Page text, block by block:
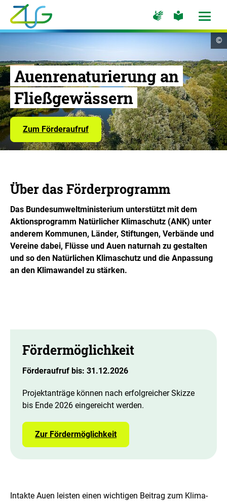
Zum
Hauptinhalt
springen
Logo
Umwelt
Gesellschaft
-
Zur
Startseite
Zur
Seite
Gebärdensprache
Zur
Seite
leichte
Menü
Auenrenaturierung an
Fließgewässern
Zum Förderaufruf
©
Über das Förderprogramm
Das Bundesumweltministerium unterstützt mit dem
Aktionsprogramm Natürlicher Klimaschutz (ANK) unter
anderem Kommunen, Länder, Stiftungen, Verbände und
Vereine dabei, Flüsse und Auen naturnah zu gestalten
und so den Natürlichen Klimaschutz und die Anpassung
an den Klimawandel zu stärken.
Fördermöglichkeit
Förderaufruf bis: 31.12.2026
Projektanträge können nach erfolgreicher Skizze
bis Ende 2026 eingereicht werden.
Zur Fördermöglichkeit
Intakte Auen leisten einen wichtigen Beitrag zum Klima-